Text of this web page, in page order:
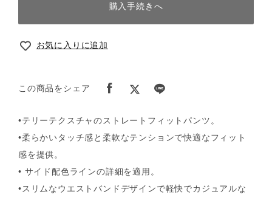
購入手続きへ
お気に入りに追加
この商品をシェア
•テリーテクスチャのストレートフィットパンツ。
•柔らかいタッチ感と柔軟なテンションで快適なフィット
感を提供。
• サイド配色ラインの詳細を適用。
•スリムなウエストバンドデザインで軽快でカジュアルな